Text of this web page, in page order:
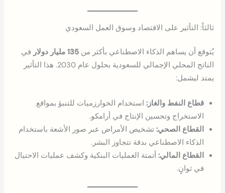
ثالثاً: التأثير على الاقتصاد وسوق العمل السعودي
يُتوقع أن يساهم الذكاء الاصطناعي بأكثر من135 مليار دولار
في
الناتج المحلي الإجمالي للسعودية بحلول عام 2030. هذا التأثير
يمتد ليشمل:
قطاع النفط والغاز: استخدام الخوارزميات للتنبؤ بمواقع
الاستخراج وتحسين الإنتاج في أرامكو.
القطاع الصحي: تشخيص الأمراض عبر صور الأشعة باستخدام
الذكاء الاصطناعي بدقة تتجاوز البشر.
القطاع المالي: أتمتة العمليات البنكية وكشف عمليات الاحتيال
في ثوانٍ.